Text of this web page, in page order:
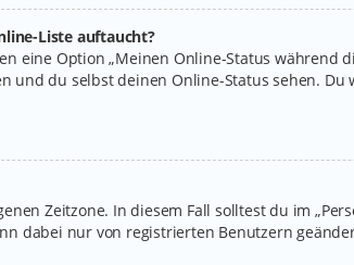
Liste auftaucht?
eine Option „Meinen Online-Status während
und du selbst deinen Online-Status sehen.
Zeitzone. In diesem Fall solltest du im
dabei nur von registrierten Benutzern